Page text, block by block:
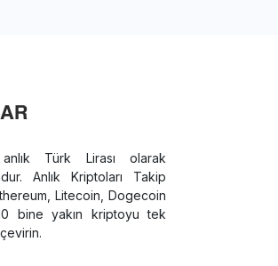
Türk Lirası olarak
Anlık Kriptoları Takip
Litecoin, Dogecoin
bine yakın kriptoyu tek